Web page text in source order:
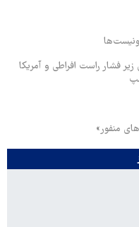
زیر فشار راست افراطی و آمریکا
منفور»